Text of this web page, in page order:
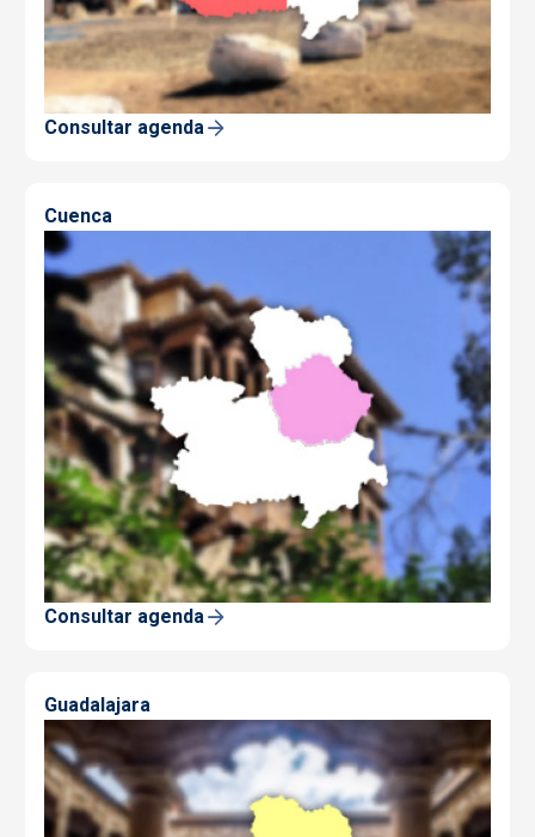
Consultar agenda
Cuenca
Consultar agenda
Guadalajara